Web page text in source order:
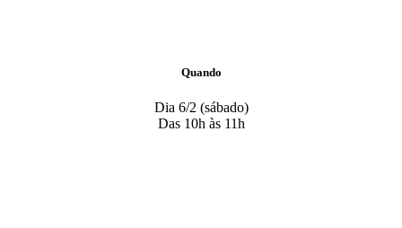
Quando
Dia 6/2 (sábado)
Das 10h às 11h